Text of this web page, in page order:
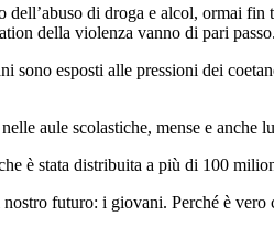
di droga e alcol, ormai
della violenza vanno di pari passo.
esposti alle pressioni dei
aule scolastiche, mense e anche
è stata distribuita a più di 100
futuro: i giovani. Perché è